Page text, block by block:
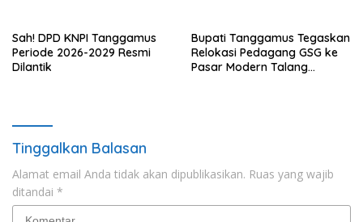
Sah! DPD KNPI Tanggamus
Periode 2026-2029 Resmi
Dilantik
Bupati Tanggamus Tegaskan
Relokasi Pedagang GSG ke
Pasar Modern Talang
Tinggalkan Balasan
Alamat email Anda tidak akan dipublikasikan. Ruas yang wajib
ditandai *